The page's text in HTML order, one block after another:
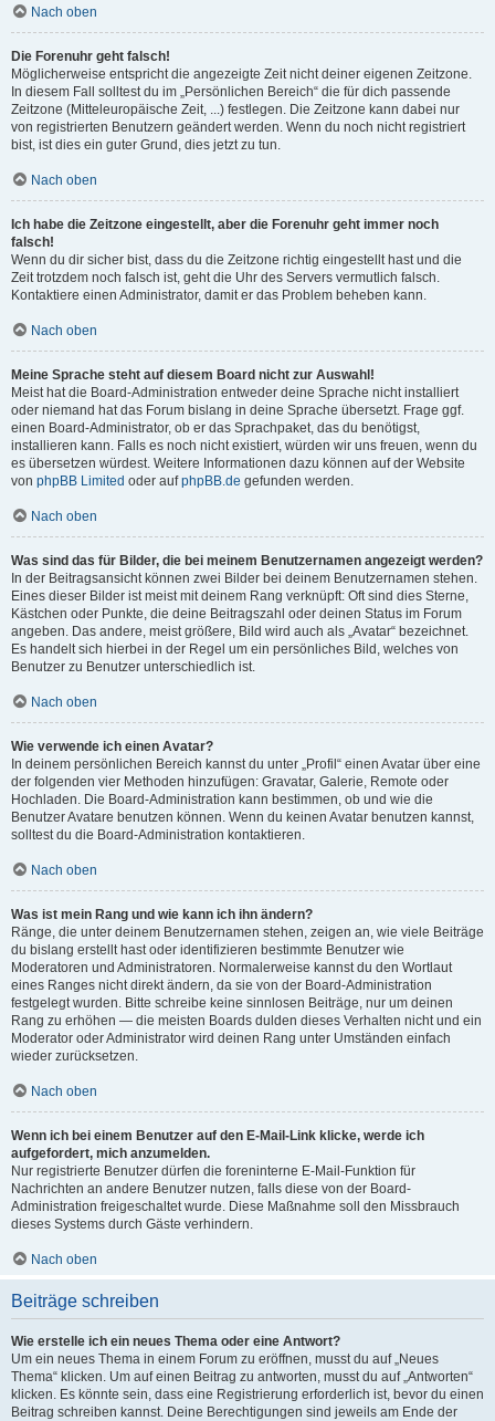
Nach oben
Die Forenuhr geht falsch!
Möglicherweise entspricht die angezeigte Zeit nicht deiner eigenen Zeitzone.
In diesem Fall solltest du im „Persönlichen Bereich“ die für dich passende
Zeitzone (Mitteleuropäische Zeit, ...) festlegen. Die Zeitzone kann dabei nur
von registrierten Benutzern geändert werden. Wenn du noch nicht registriert
bist, ist dies ein guter Grund, dies jetzt zu tun.
Nach oben
Ich habe die Zeitzone eingestellt, aber die Forenuhr geht immer noch
falsch!
Wenn du dir sicher bist, dass du die Zeitzone richtig eingestellt hast und die
Zeit trotzdem noch falsch ist, geht die Uhr des Servers vermutlich falsch.
Kontaktiere einen Administrator, damit er das Problem beheben kann.
Nach oben
Meine Sprache steht auf diesem Board nicht zur Auswahl!
Meist hat die Board-Administration entweder deine Sprache nicht installiert
oder niemand hat das Forum bislang in deine Sprache übersetzt. Frage ggf.
einen Board-Administrator, ob er das Sprachpaket, das du benötigst,
installieren kann. Falls es noch nicht existiert, würden wir uns freuen, wenn du
es übersetzen würdest. Weitere Informationen dazu können auf der Website
von phpBB Limited oder aufphpBB.de gefunden werden.
Nach oben
Was sind das für Bilder, die bei meinem Benutzernamen angezeigt werden?
In der Beitragsansicht können zwei Bilder bei deinem Benutzernamen stehen.
Eines dieser Bilder ist meist mit deinem Rang verknüpft: Oft sind dies Sterne,
Kästchen oder Punkte, die deine Beitragszahl oder deinen Status im Forum
angeben. Das andere, meist größere, Bild wird auch als „Avatar“ bezeichnet.
Es handelt sich hierbei in der Regel um ein persönliches Bild, welches von
Benutzer zu Benutzer unterschiedlich ist.
Nach oben
Wie verwende ich einen Avatar?
In deinem persönlichen Bereich kannst du unter „Profil“ einen Avatar über eine
der folgenden vier Methoden hinzufügen: Gravatar, Galerie, Remote oder
Hochladen. Die Board-Administration kann bestimmen, ob und wie die
Benutzer Avatare benutzen können. Wenn du keinen Avatar benutzen kannst,
solltest du die Board-Administration kontaktieren.
Nach oben
Was ist mein Rang und wie kann ich ihn ändern?
Ränge, die unter deinem Benutzernamen stehen, zeigen an, wie viele Beiträge
du bislang erstellt hast oder identifizieren bestimmte Benutzer wie
Moderatoren und Administratoren. Normalerweise kannst du den Wortlaut
eines Ranges nicht direkt ändern, da sie von der Board-Administration
festgelegt wurden. Bitte schreibe keine sinnlosen Beiträge, nur um deinen
Rang zu erhöhen — die meisten Boards dulden dieses Verhalten nicht und ein
Moderator oder Administrator wird deinen Rang unter Umständen einfach
wieder zurücksetzen.
Nach oben
Wenn ich bei einem Benutzer auf den E-Mail-Link klicke, werde ich
aufgefordert, mich anzumelden.
Nur registrierte Benutzer dürfen die foreninterne E-Mail-Funktion für
Nachrichten an andere Benutzer nutzen, falls diese von der Board-
Administration freigeschaltet wurde. Diese Maßnahme soll den Missbrauch
dieses Systems durch Gäste verhindern.
Nach oben
Beiträge schreiben
Wie erstelle ich ein neues Thema oder eine Antwort?
Um ein neues Thema in einem Forum zu eröffnen, musst du auf „Neues
Thema“ klicken. Um auf einen Beitrag zu antworten, musst du auf „Antworten“
klicken. Es könnte sein, dass eine Registrierung erforderlich ist, bevor du einen
Beitrag schreiben kannst. Deine Berechtigungen sind jeweils am Ende der